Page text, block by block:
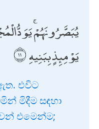
يُبَصَّرُونَهُمْ ۚ يَوَدُّ
يَوْمِئِذٍ بِبَنِيهِ
එවිට
මිදීම සඳහා
එමෙන්ම;